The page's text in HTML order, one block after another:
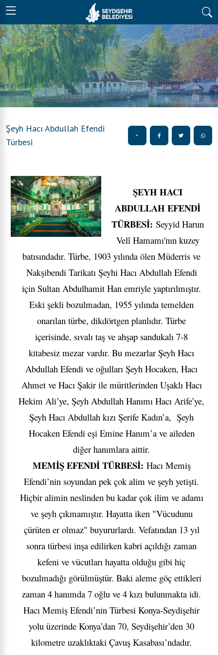
Şeyh Hacı Abdullah Efendi
Türbesi
ŞEYH HACI
ABDULLAH EFENDİ
TÜRBESİ: Seyyid Harun
Velî Hamamı'nın kuzey
batısındadır. Türbe, 1903 yılında ölen Müderris ve
Nakşibendi Tarikatı Şeyhi Hacı Abdullah Efendi
için Sultan Abdulhamit Han emriyle yaptırılmıştır.
Eski şekli bozulmadan, 1955 yılında temelden
onarılan türbe, dikdörtgen planlıdır. Türbe
içerisinde, sıvalı taş ve ahşap sandukalı 7-8
kitabesiz mezar vardır. Bu mezarlar Şeyh Hacı
Abdullah Efendi ve oğulları Şeyh Hocaken, Hacı
Ahmet ve Hacı Şakir ile müritlerinden Uşaklı Hacı
Hekim Ali’ye, Şeyh Abdullah Hanımı Hacı Arife’ye,
Şeyh Hacı Abdullah kızı Şerife Kadın’a, Şeyh
Hocaken Efendi eşi Emine Hanım’a ve aileden
diğer hanımlara aittir.
MEMİŞ EFENDİ TÜRBESİ: Hacı Memiş
Efendi’nin soyundan pek çok alim ve şeyh yetişti.
Hiçbir alimin neslinden bu kadar çok ilim ve adamı
ve şeyh çıkmamıştır. Hayatta iken "Vücudunu
çürüten er olmaz" buyururlardı. Vefatından 13 yıl
sonra türbesi inşa edilirken kabri açıldığı zaman
kefeni ve vücutları hayatta olduğu gibi hiç
bozulmadığı görülmüştür. Baki aleme göç ettikleri
zaman 4 hanımda 7 oğlu ve 4 kızı bulunmakta idi.
Hacı Memiş Efendi’nin Türbesi Konya-Seydişehir
yolu üzerinde Konya’dan 70, Seydişehir’den 30
kilometre uzaklıktaki Çavuş Kasabası’ndadır.